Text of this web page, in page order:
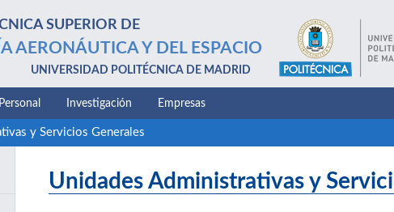
SUPERIOR DE
AERONÁUTICA Y DEL ESPACIO
UNIVERSIDAD POLITÉCNICA DE MADRID
Personal Investigación Empresas
y Servicios Generales
Unidades Administrativas y